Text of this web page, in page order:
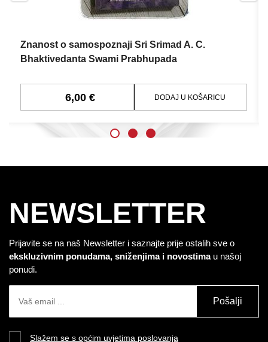
Znanost o samospoznaji Sri Srimad A. C.
Bhaktivedanta Swami Prabhupada
6,00 € DODAJ U KOŠARICU
NEWSLETTER
Prijavite se na naš Newsletter i saznajte prije ostalih sve o
ekskluzivnim ponudama, sniženjima i novostimau našoj
ponudi.
Pošalji
Slažem se s općim uvjetima poslovanja